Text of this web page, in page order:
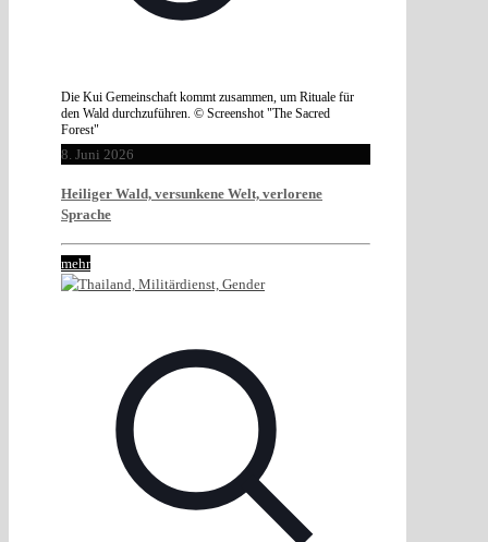
Die Kui Gemeinschaft kommt zusammen, um Rituale für
den Wald durchzuführen. © Screenshot "The Sacred
Forest"
8. Juni 2026
Heiliger Wald, versunkene Welt, verlorene
Sprache
mehr